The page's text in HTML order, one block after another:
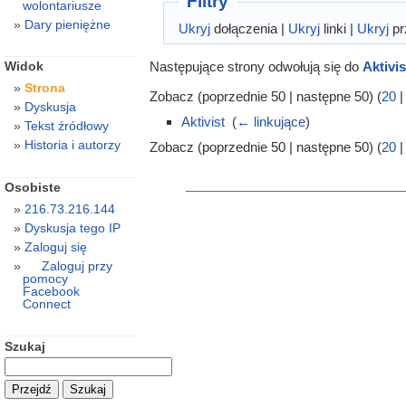
Ukryjdołączenia | Ukryjlinki | Ukryj
Następujące strony odwołują się do
Zobacz (poprzednie 50 | następne 50) (20|
Aktivist‎ (← linkujące)
Zobacz (poprzednie 50 | następne 50) (20|
wolontariusze
Dary pieniężne
Widok
Strona
Dyskusja
Tekst źródłowy
Historia i autorzy
Osobiste
216.73.216.144
Dyskusja tego IP
Zaloguj się
Zaloguj przy
pomocy
Facebook
Connect
Szukaj